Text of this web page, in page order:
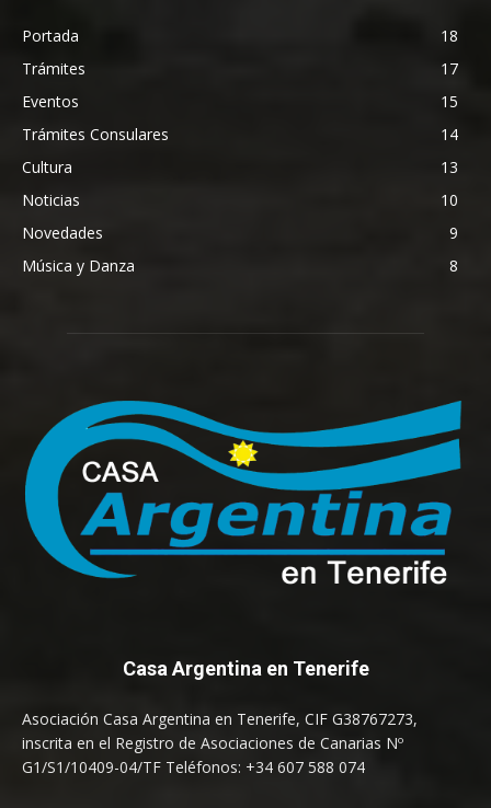
Portada
18
Trámites
17
Eventos
15
Trámites Consulares
14
Cultura
13
Noticias
10
Novedades
9
Música y Danza
8
Casa Argentina en Tenerife
Asociación Casa Argentina en Tenerife, CIF G38767273,
inscrita en el Registro de Asociaciones de Canarias Nº
G1/S1/10409-04/TF Teléfonos: +34 607 588 074